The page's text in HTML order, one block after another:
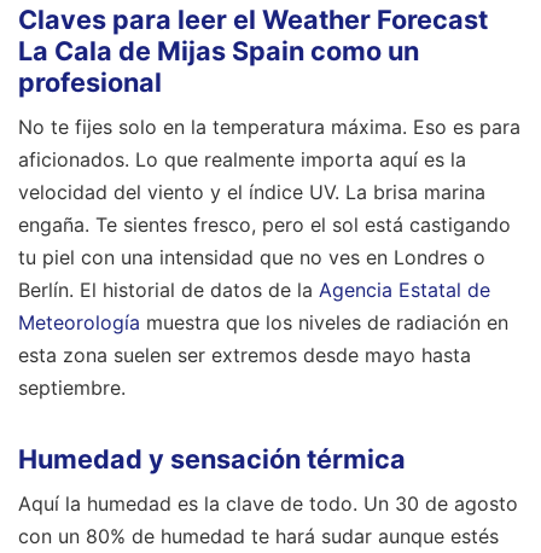
Claves para leer el Weather Forecast
La Cala de Mijas Spain como un
profesional
No te fijes solo en la temperatura máxima. Eso es para
aficionados. Lo que realmente importa aquí es la
velocidad del viento y el índice UV. La brisa marina
engaña. Te sientes fresco, pero el sol está castigando
tu piel con una intensidad que no ves en Londres o
Berlín. El historial de datos de la Agencia Estatal de
Meteorología muestra que los niveles de radiación en
esta zona suelen ser extremos desde mayo hasta
septiembre.
Humedad y sensación térmica
Aquí la humedad es la clave de todo. Un 30 de agosto
con un 80% de humedad te hará sudar aunque estés